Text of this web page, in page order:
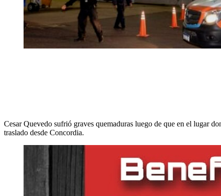
Cesar Quevedo sufrió graves quemaduras luego de que en el lugar
traslado desde Concordia.